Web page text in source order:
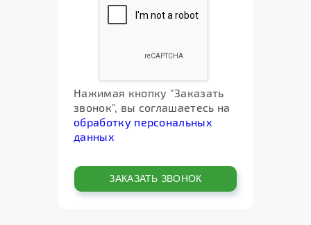
Нажимая кнопку "Заказать
звонок", вы соглашаетесь на
обработку персональных
данных